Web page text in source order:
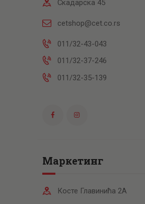
Скадарска 45
cetshop@cet.co.rs
011/32-43-043
011/32-37-246
011/32-35-139
Маркетинг
Косте Главинића 2А